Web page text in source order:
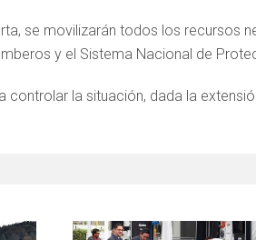
se movilizarán todos los recursos
y el Sistema Nacional de
controlar la situación, dada la